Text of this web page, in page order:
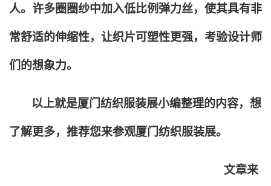
人。许多圈圈纱中加入低比例弹力丝，使其具有非
常舒适的伸缩性，让织片可塑性更强，考验设计师
们的想象力。
以上就是厦门纺织服装展小编整理的内容，想
了解更多，推荐您来参观厦门纺织服装展。
文章来